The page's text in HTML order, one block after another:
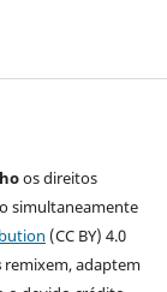
os direitos
simultaneamente
(CC BY) 4.0
remixem, adaptem